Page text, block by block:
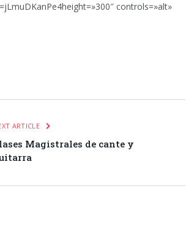
controls=»alt»
ARTICLE
Magistrales de cante y